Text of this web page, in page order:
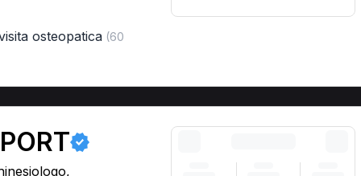
osteopatica(60